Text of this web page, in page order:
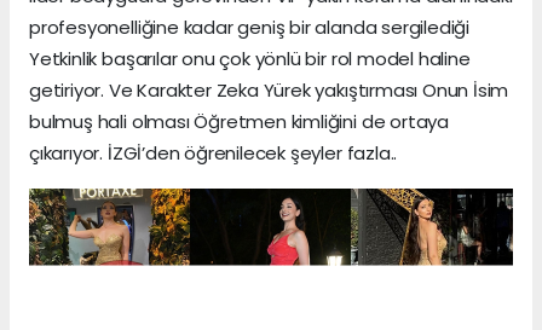
profesyonelliğine kadar geniş bir alanda sergilediği
Yetkinlik başarılar onu çok yönlü bir rol model haline
getiriyor. Ve Karakter Zeka Yürek yakıştırması Onun İsim
bulmuş hali olması Öğretmen kimliğini de ortaya
çıkarıyor. İZGİ’den öğrenilecek şeyler fazla..